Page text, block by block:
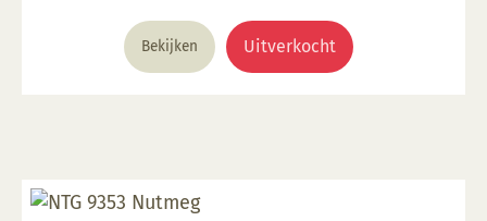
€ 4,20. € 1,65.
Bekijken Uitverkocht